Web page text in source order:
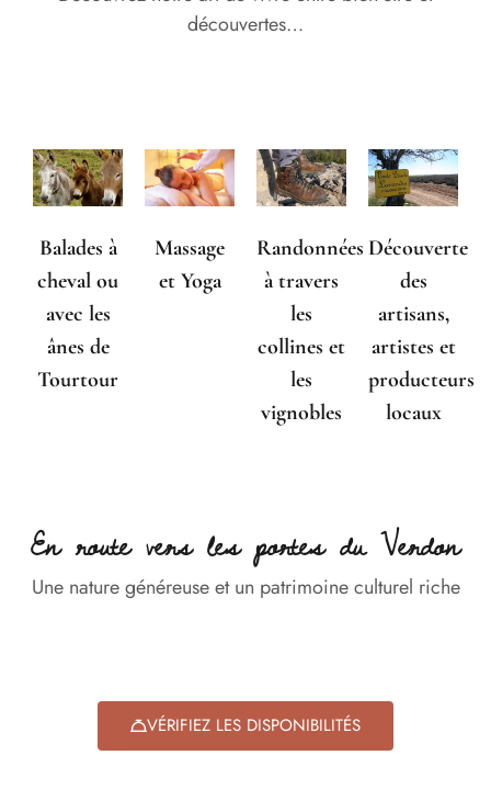
découvertes…
Balades à
cheval ou
avec les
ânes de
Tourtour
Massage
et Yoga
Randonnées
à travers
les
collines et
les
vignobles
Découverte
des
artisans,
artistes et
producteurs
locaux
En route vers les portes du Verdon
Une nature généreuse et un patrimoine culturel riche
VÉRIFIEZ LES DISPONIBILITÉS